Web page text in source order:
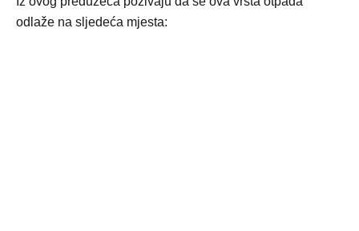
odlaže na sljedeća mjesta: